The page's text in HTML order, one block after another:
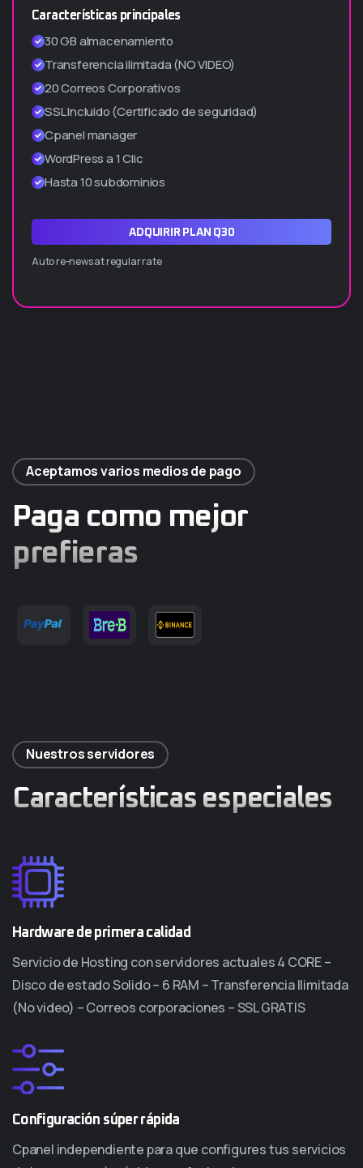
Características principales
30 GB almacenamiento
Transferencia ilimitada (NO VIDEO)
20 Correos Corporativos
SSL Incluido (Certificado de seguridad)
Cpanel manager
WordPress a 1 Clic
Hasta 10 subdominios
ADQUIRIR PLAN Q30
Auto re-news at regular rate
Aceptamos varios medios de pago
Paga como mejor
prefieras
Nuestros servidores
Características especiales
Hardware de primera calidad
Servicio de Hosting con servidores actuales 4 CORE –
Disco de estado Solido – 6 RAM – Transferencia Ilimitada
(No video) – Correos corporaciones – SSL GRATIS
Configuración súper rápida
Cpanel independiente para que configures tus servicios